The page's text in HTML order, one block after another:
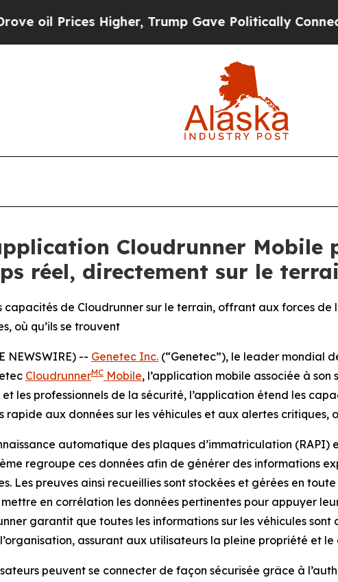
Higher, Trump Gave Politically Connected oil
Cloudrunner
réel, directement sur le
de Cloudrunner sur le terrain, offrant aux forces de
où qu’ils se trouvent
NEWSWIRE) -- Genetec Inc. (“Genetec”), le leader mondial
CloudrunnerMC Mobile, l’application mobile associée à
et les professionnels de la sécurité, l’application étend les
aux données sur les véhicules et aux alertes critiques,
automatique des plaques d’immatriculation
regroupe ces données afin de générer des informations
Les preuves ainsi recueillies sont stockées et gérées en
en corrélation les données pertinentes pour appuyer
garantit que toutes les informations sur les véhicules sont
assurant aux utilisateurs la pleine propriété et le
peuvent se connecter de façon sécurisée grâce à